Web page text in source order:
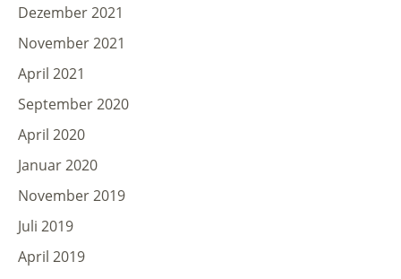
Dezember 2021
November 2021
April 2021
September 2020
April 2020
Januar 2020
November 2019
Juli 2019
April 2019